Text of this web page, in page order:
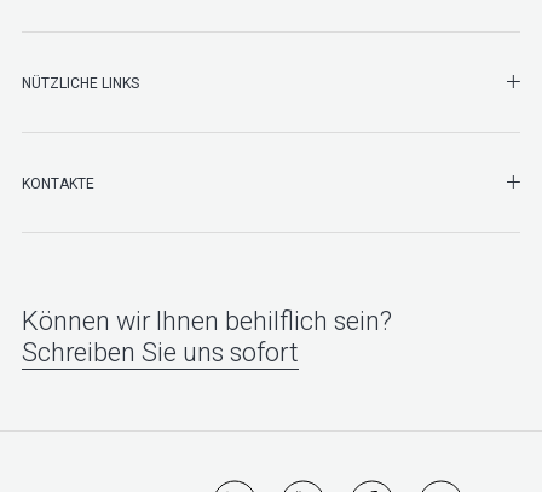
NÜTZLICHE LINKS
KONTAKTE
Können wir Ihnen behilflich sein?
Schreiben Sie uns sofort